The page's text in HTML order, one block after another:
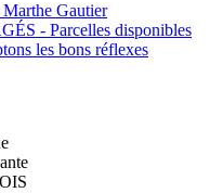
Marthe Gautier
- Parcelles disponibles
les bons réflexes